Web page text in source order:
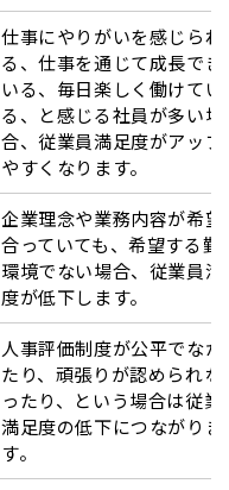
仕事にやりがいを感じられ
る、仕事を通じて成長でき
いる、毎日楽しく働けてい
る、と感じる社員が多い場
合、従業員満足度がアップ
やすくなります。
企業理念や業務内容が希望
合っていても、希望する勤
環境でない場合、従業員満
度が低下します。
人事評価制度が公平でなか
たり、頑張りが認められな
ったり、という場合は従業
満足度の低下につながりま
す。